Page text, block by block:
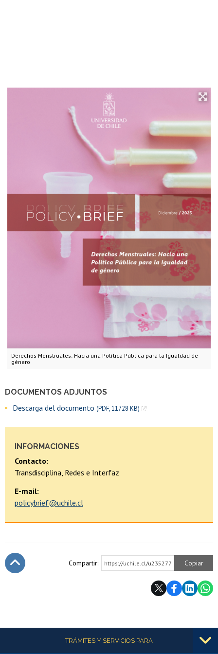
Derechos Menstruales: Hacia una Política Pública para la Igualdad de
género
DOCUMENTOS ADJUNTOS
Descarga del documento (PDF, 11728 KB)
INFORMACIONES
Contacto:
Transdisciplina, Redes e Interfaz
E-mail:
policybrief@uchile.cl
Compartir: https://uchile.cl/u235277 Copiar
Más informaciónTRÁMITES Y SERVICIOS PARA